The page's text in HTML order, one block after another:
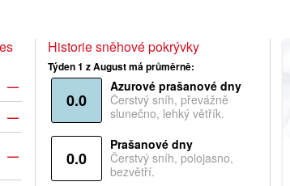
—
—
—
Historie sněhové pokrývky
Týden 1 z August má průměrně:
0.0
Azurové prašanové dny
Čerstvý sníh, převážně
slunečno, lehký větřík.
0.0
Prašanové dny
Čerstvý sníh, polojasno,
bezvětří.